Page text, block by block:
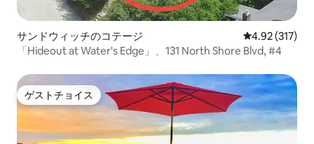
サンドウィッチのコテージ レビュー317
4.92 (317)
「Hideout at Water's Edge」、131 North Shore Blvd, #4
ゲストチョイス
ゲストチョイス